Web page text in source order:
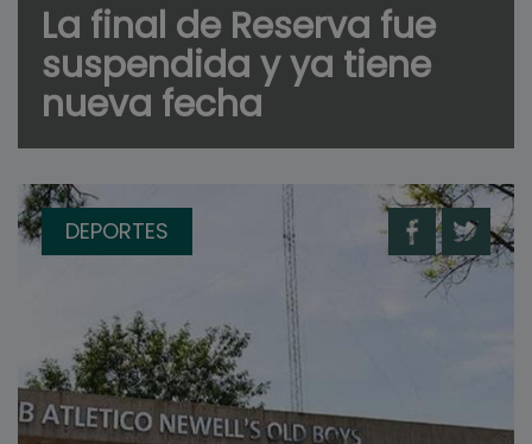
La final de Reserva fue
suspendida y ya tiene
nueva fecha
DEPORTES